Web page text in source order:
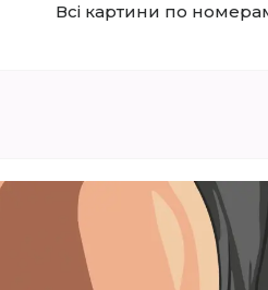
Всі картини по